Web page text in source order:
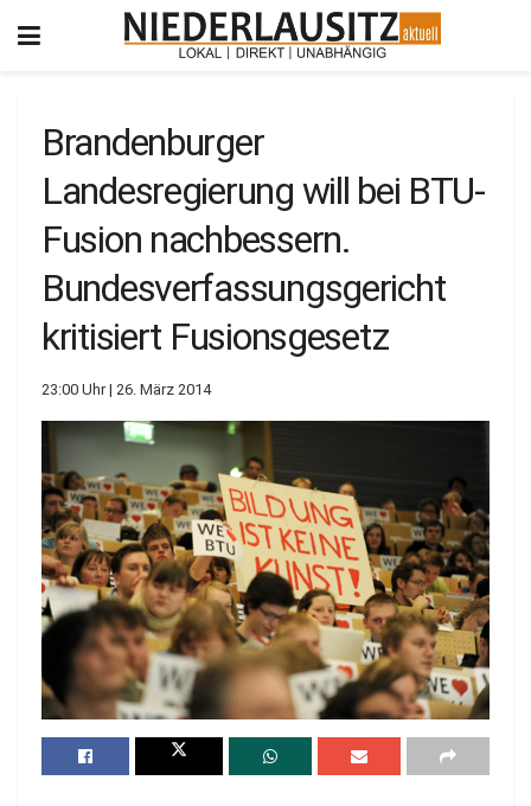
Brandenburger
Landesregierung will bei BTU-
Fusion nachbessern.
Bundesverfassungsgericht
kritisiert Fusionsgesetz
23:00 Uhr | 26. März 2014